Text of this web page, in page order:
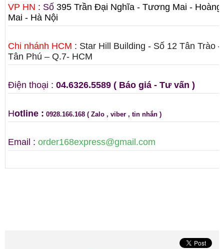
VP HN : Số 395 Trần Đại Nghĩa - Tương Mai - Hoàng
Mai - Hà Nội
Chi nhánh HCM : Star Hill Building - Số 12 Tân Trào –
Tân Phú – Q.7- HCM
Điện thoại : 04.6326.5589 ( Báo giá - Tư vấn )
Hotline : 0928.166.168 ( Zalo , viber , tin nhắn )
Email : order168express@gmail.com